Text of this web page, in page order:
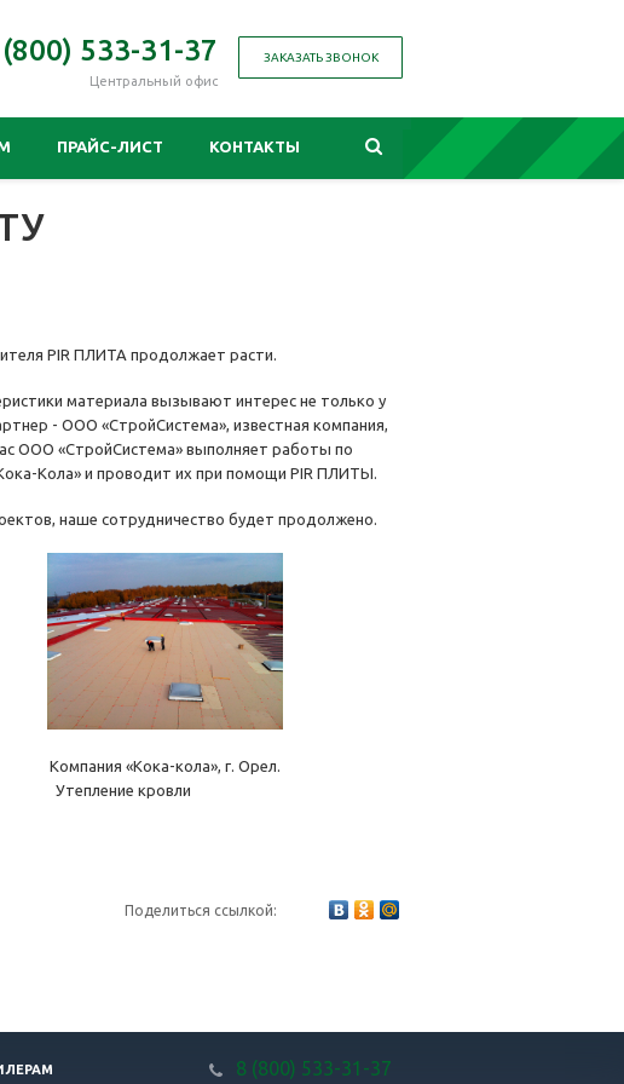
ЗАКАЗАТЬ ЗВОНОК
533-31-37
Центральный офис
ПРАЙС-ЛИСТ КОНТАКТЫ
PIR ПЛИТА продолжает расти.
материала вызывают интерес не только у
- ООО «СтройСистема», известная компания,
ООО «СтройСистема» выполняет работы по
Кола» и проводит их при помощи PIR ПЛИТЫ.
наше сотрудничество будет продолжено.
«Кока-кола», г. Орел.
кровли
Поделиться ссылкой:
8 (800) 533-31-37